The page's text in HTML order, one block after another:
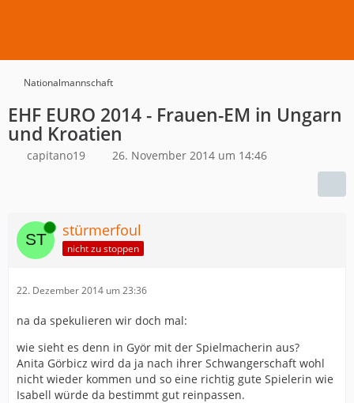
Nationalmannschaft
EHF EURO 2014 - Frauen-EM in Ungarn
und Kroatien
capitano19 26. November 2014 um 14:46
Online stürmerfoul
nicht zu stoppen
22. Dezember 2014 um 23:36
na da spekulieren wir doch mal:
wie sieht es denn in Györ mit der Spielmacherin aus?
Anita Görbicz wird da ja nach ihrer Schwangerschaft wohl
nicht wieder kommen und so eine richtig gute Spielerin wie
Isabell würde da bestimmt gut reinpassen.